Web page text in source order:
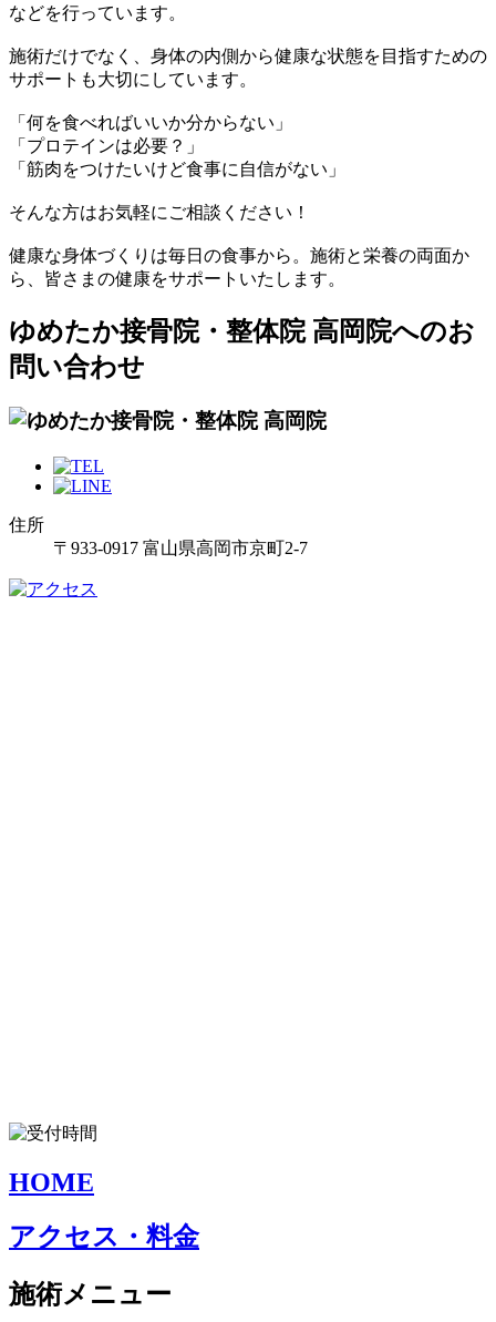
などを行っています。
施術だけでなく、身体の内側から健康な状態を目指すための
サポートも大切にしています。
「何を食べればいいか分からない」
「プロテインは必要？」
「筋肉をつけたいけど食事に自信がない」
そんな方はお気軽にご相談ください！
健康な身体づくりは毎日の食事から。施術と栄養の両面か
ら、皆さまの健康をサポートいたします。
ゆめたか接骨院・整体院 高岡院へのお
問い合わせ
住所
〒933-0917 富山県高岡市京町2-7
HOME
アクセス・料金
施術メニュー